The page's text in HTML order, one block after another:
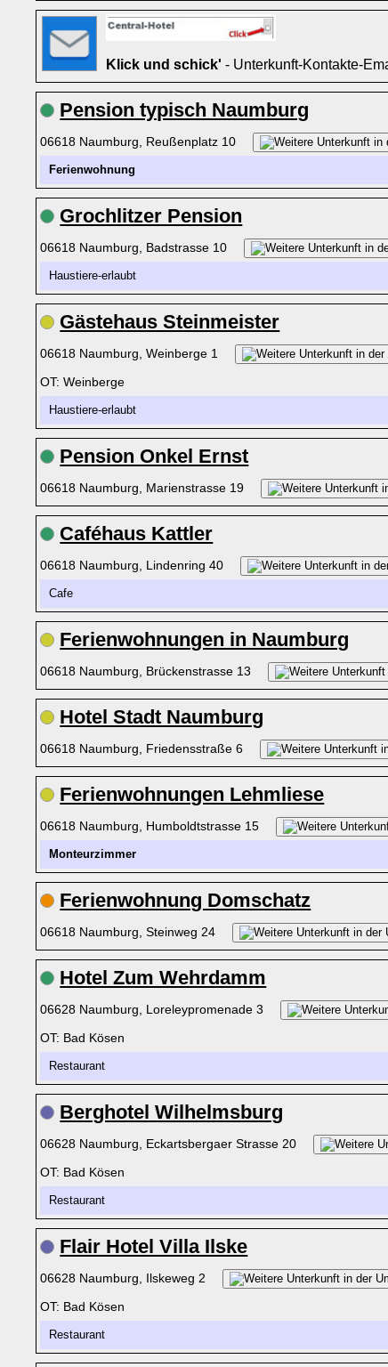
Klick und schick' - Unterkunft-Kontakte-
Pension typisch Naumburg
06618 Naumburg, Reußenplatz 10
Ferienwohnung
Grochlitzer Pension
06618 Naumburg, Badstrasse 10
Haustiere-erlaubt
Gästehaus Steinmeister
06618 Naumburg, Weinberge 1
OT: Weinberge
Haustiere-erlaubt
Pension Onkel Ernst
06618 Naumburg, Marienstrasse 19
Caféhaus Kattler
06618 Naumburg, Lindenring 40
Cafe
Ferienwohnungen in Naumburg
06618 Naumburg, Brückenstrasse 13
Hotel Stadt Naumburg
06618 Naumburg, Friedensstraße 6
Ferienwohnungen Lehmliese
06618 Naumburg, Humboldtstrasse 15
Monteurzimmer
Ferienwohnung Domschatz
06618 Naumburg, Steinweg 24
Hotel Zum Wehrdamm
06628 Naumburg, Loreleypromenade 3
OT: Bad Kösen
Restaurant
Berghotel Wilhelmsburg
06628 Naumburg, Eckartsbergaer Strasse 20
OT: Bad Kösen
Restaurant
Flair Hotel Villa Ilske
06628 Naumburg, Ilskeweg 2
OT: Bad Kösen
Restaurant